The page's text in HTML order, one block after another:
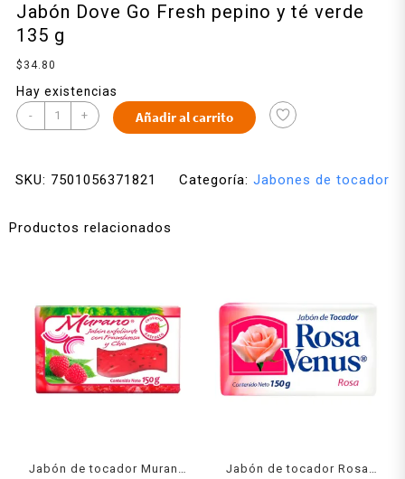
Jabón Dove Go Fresh pepino y té verde
135 g
$ 34.80
Hay existencias
- + Añadir al carrito
SKU: 7501056371821 Categoría: Jabones de tocador
Productos relacionados
Jabón de tocador Murano
Jabón de tocador Rosa